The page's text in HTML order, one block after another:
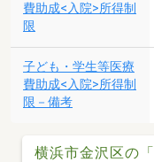
費助成<入院>所得制
限
子ども・学生等医療
費助成<入院>所得制
限－備考
横浜市金沢区の「